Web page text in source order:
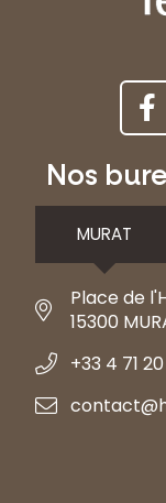
Nos
MURAT
Place de
15300
+33 4 71